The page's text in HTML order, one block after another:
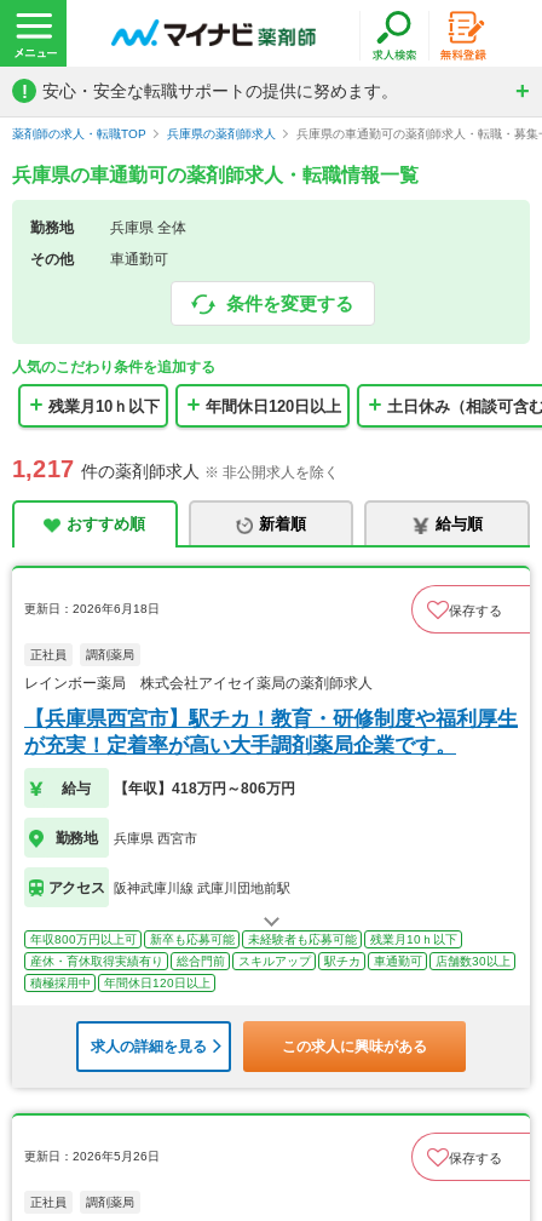
! 安心・安全な転職サポートの提供に努めます。
薬剤師の求人・転職TOP 兵庫県の薬剤師求人 兵庫県の車通勤可の薬剤師求人・転職・募集
兵庫県の車通勤可の薬剤師求人・転職情報一覧
勤務地
兵庫県 全体
その他
車通勤可
条件を変更する
人気のこだわり条件を追加する
残業月10ｈ以下 年間休日120日以上 土日休み（相談可含
1,217 件の薬剤師求人 ※ 非公開求人を除く
おすすめ順 新着順 給与順
更新日：2026年6月18日 保存する
正社員 調剤薬局
レインボー薬局 株式会社アイセイ薬局の薬剤師求人
【兵庫県西宮市】駅チカ！教育・研修制度や福利厚生
が充実！定着率が高い大手調剤薬局企業です。
給与 【年収】418万円～806万円
勤務地 兵庫県 西宮市
アクセス 阪神武庫川線 武庫川団地前駅
年収800万円以上可 新卒も応募可能 未経験者も応募可能
残業月10ｈ以下
産休・育休取得実績有り
総合門前 スキルアップ 駅チカ 車通勤可
店舗数30以上
積極採用中
年間休日120日以上
求人の詳細を見る この求人に興味がある
更新日：2026年5月26日 保存する
正社員 調剤薬局